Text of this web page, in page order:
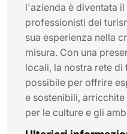
l'azienda è diventata
professionisti del
sua esperienza nella
misura. Con una
locali, la nostra rete
possibile per offrire
e sostenibili,
per le culture e gli